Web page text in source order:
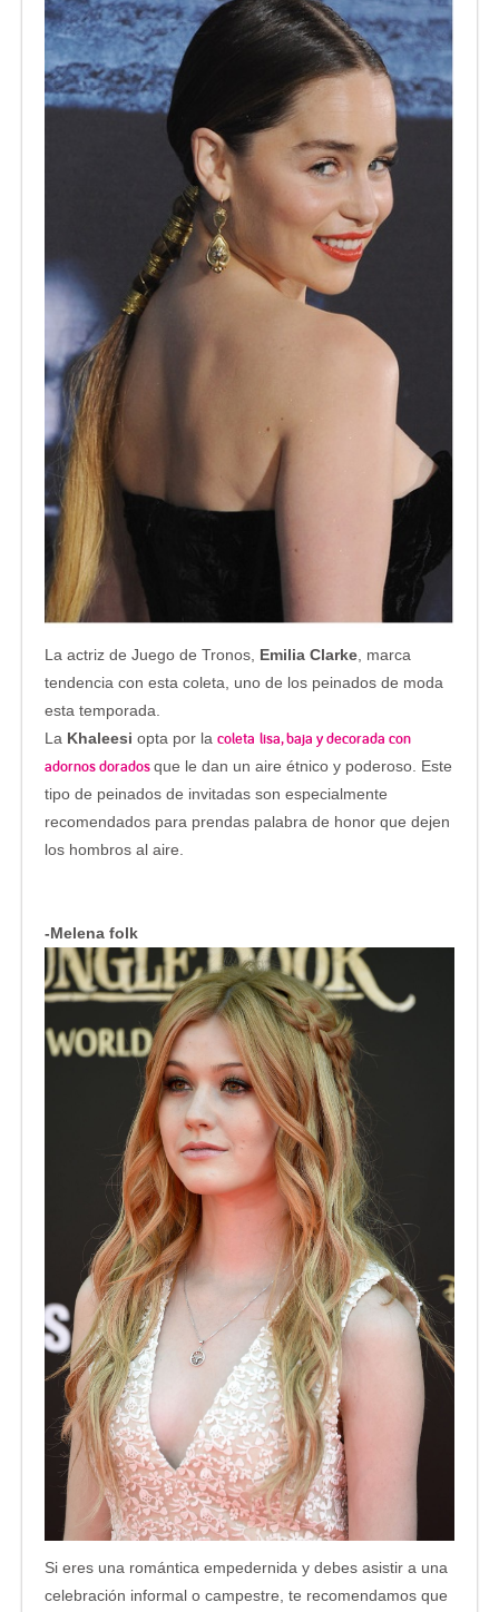
La actriz de Juego de Tronos, Emilia Clarke , marca
tendencia con esta coleta, uno de los peinados de moda
esta temporada.
La Khaleesi opta por la coleta lisa, baja y decorada con
adornos doradosque le dan un aire étnico y poderoso. Este
tipo de peinados de invitadas son especialmente
recomendados para prendas palabra de honor que dejen
los hombros al aire.
-Melena folk
Si eres una romántica empedernida y debes asistir a una
celebración informal o campestre, te recomendamos que